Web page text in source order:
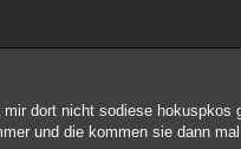
dort nicht sodiese
und die kommen sie dann